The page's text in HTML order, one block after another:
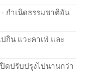
กำเนิดธรรมชาติอัน
กิน แวะคาเฟ่ และ
ดปรับปรุงไปนานกว่า